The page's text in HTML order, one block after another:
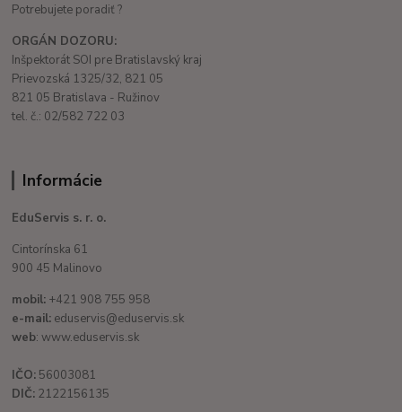
Potrebujete poradiť ?
ORGÁN DOZORU:
Inšpektorát SOI pre Bratislavský kraj
Prievozská 1325/32, 821 05
821 05 Bratislava - Ružinov
tel. č.: 02/582 722 03
Informácie
EduServis s. r. o.
Cintorínska 61
900 45 Malinovo
mobil: +421 908 755 958
e-mail: eduservis@eduservis.sk
web: www.eduservis.sk
IČO: 56003081
DIČ: 2122156135